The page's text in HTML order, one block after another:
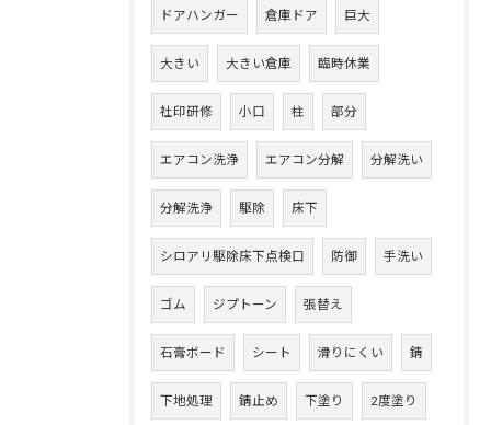
ドアハンガー 倉庫ドア 巨大
大きい 大きい倉庫 臨時休業
社印研修 小口 柱 部分
エアコン洗浄 エアコン分解 分解洗い
分解洗浄 駆除 床下
シロアリ駆除床下点検口 防御 手洗い
ゴム ジプトーン 張替え
石膏ボード シート 滑りにくい 錆
下地処理 錆止め 下塗り 2度塗り